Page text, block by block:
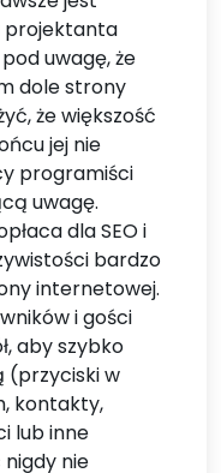
projektanta
uwagę, że
dole strony
że większość
jej nie
programiści
uwagę.
dla SEO i
bardzo
internetowej.
i gości
aby szybko
(przyciski w
kontakty,
lub inne
nie